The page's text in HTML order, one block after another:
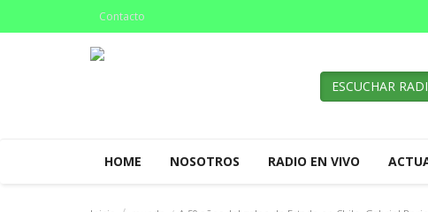
Contacto
ESCUCHAR
HOME NOSOTROS RADIO EN VIVO